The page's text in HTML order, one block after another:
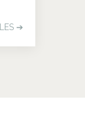
LES ➔